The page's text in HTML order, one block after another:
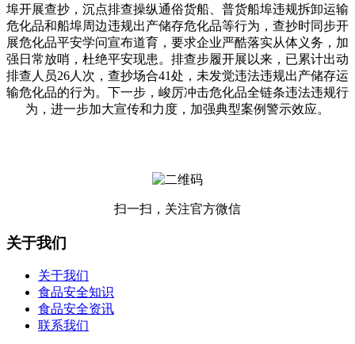
埠开展查抄，沉点排查操纵通俗货船、普货船埠违规拆卸运输
危化品和船埠周边违规出产储存危化品等行为，查抄时同步开
展危化品平安学问宣布道育，要求企业严酷落实从体义务，加
强日常放哨，杜绝平安现患。排查步履开展以来，已累计出动
排查人员26人次，查抄场合41处，未发觉违法违规出产储存运
输危化品的行为。下一步，峻厉冲击危化品全链条违法违规行
为，进一步加大宣传和力度，加强典型案例警示效应。
扫一扫，关注官方微信
关于我们
关于我们
食品安全知识
食品安全资讯
联系我们